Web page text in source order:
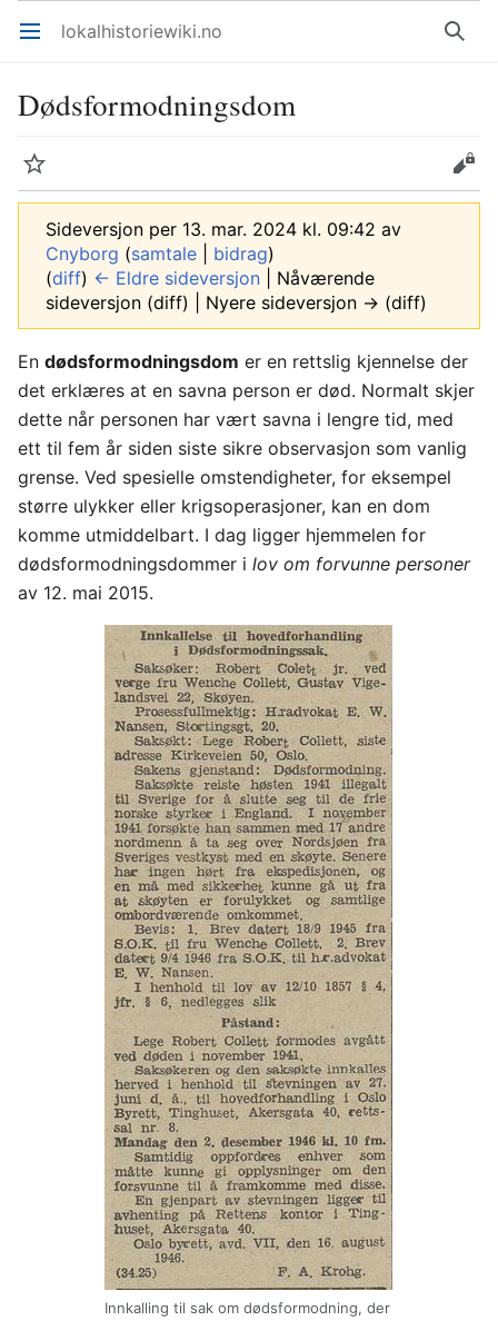
Åpne hovedmenyen lokalhistoriewiki.no Søk
Dødsformodningsdom
Overvåk Rediger
Sideversjon per 13. mar. 2024 kl. 09:42 av
Cnyborg (samtale bidrag)
(diff) ← Eldre sideversjon | Nåværende
sideversjon (diff) | Nyere sideversjon → (diff)
En dødsformodningsdom er en rettslig kjennelse der
det erklæres at en savna person er død. Normalt skjer
dette når personen har vært savna i lengre tid, med
ett til fem år siden siste sikre observasjon som vanlig
grense. Ved spesielle omstendigheter, for eksempel
større ulykker eller krigsoperasjoner, kan en dom
komme utmiddelbart. I dag ligger hjemmelen for
dødsformodningsdommer i lov om forvunne personer
av 12. mai 2015.
Innkalling til sak om dødsformodning, der